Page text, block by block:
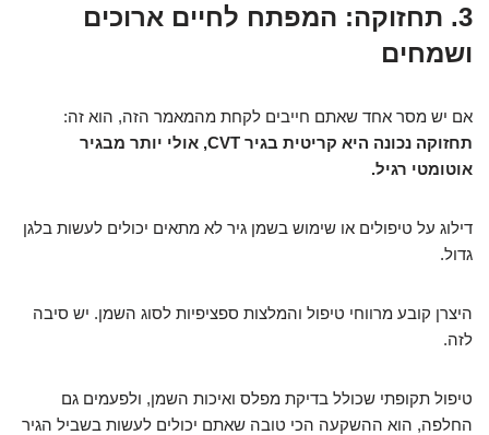
3. תחזוקה: המפתח לחיים ארוכים
ושמחים
אם יש מסר אחד שאתם חייבים לקחת מהמאמר הזה, הוא זה:
תחזוקה נכונה היא קריטית בגיר CVT, אולי יותר מבגיר
אוטומטי רגיל.
דילוג על טיפולים או שימוש בשמן גיר לא מתאים יכולים לעשות בלגן
גדול.
היצרן קובע מרווחי טיפול והמלצות ספציפיות לסוג השמן. יש סיבה
לזה.
טיפול תקופתי שכולל בדיקת מפלס ואיכות השמן, ולפעמים גם
החלפה, הוא ההשקעה הכי טובה שאתם יכולים לעשות בשביל הגיר